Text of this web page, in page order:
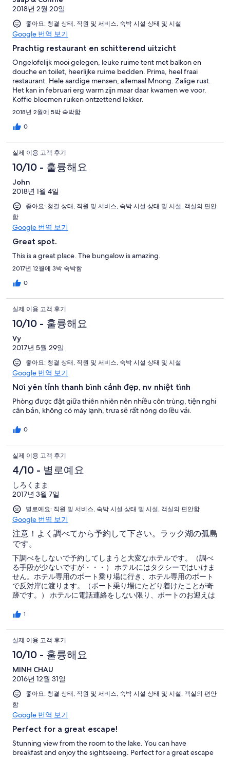
2018년 2월 20일
좋아요: 청결 상태, 직원 및 서비스, 숙박 시설 상태 및 시설
Google 번역 보기
Prachtig restaurant en schitterend uitzicht
Ongelofelijk mooi gelegen, leuke ruime tent met balkon en
douche en toilet, heerlijke ruime bedden. Prima, heel fraai
restaurant. Hele aardige mensen, allemaal Mnong. Zalige rust.
Het kan in februari erg warm zijn maar daar kwamen we voor.
Koffie bloemen ruiken ontzettend lekker.
2018년 2월에 5박 숙박함
0
실제 이용 고객 후기
10/10 - 훌륭해요
John
2018년 1월 4일
좋아요: 청결 상태, 직원 및 서비스, 숙박 시설 상태 및 시설, 객실의 편안
함
Google 번역 보기
Great spot.
This is a great place. The bungalow is amazing.
2017년 12월에 3박 숙박함
0
실제 이용 고객 후기
10/10 - 훌륭해요
Vy
2017년 5월 29일
좋아요: 청결 상태, 직원 및 서비스, 숙박 시설 상태 및 시설
Google 번역 보기
Nơi yên tỉnh thanh bình cảnh đẹp, nv nhiệt tình
Phòng được đặt giữa thiên nhiên nên nhiều côn trùng, tiện nghi
căn bản, không có máy lạnh, trưa sẽ rất nóng do lều vải.
0
실제 이용 고객 후기
4/10 - 별로예요
しろくまま
2017년 3월 7일
별로예요: 직원 및 서비스, 숙박 시설 상태 및 시설, 객실의 편안함
Google 번역 보기
注意！よく調べてから予約して下さい。ラック湖の孤島
です。
下調べをしないで予約してしまうと大変なホテルです。（調べ
る手段が少ないですが・・・） ホテルにはタクシーではいけま
せん。ホテル専用のボート乗り場に行き、ホテル専用のボート
で反対岸に渡ります。（ボート乗り場にたどり着けたことが奇
跡です。） ホテルに電話連絡をしない限り、ボートのお迎えは
トのみ使用可能の携帯だったので、伝わらない英語やベトナム
（ボートは連絡して30分後に到着） １Fフロント、２Fレストラ
ンの建物以外は全部個室テントです。ここに渡ってしまったら
何もする事がありません。 テントのベランダからラック湖をひ
たすら眺めるだけです。 チェックインするなら、ブオンジュン
などで遊んできてから夕方～夜にチェックインするのがお勧め
です。 とにかく料金は全て高いです。朝食付きではありませ
ん。エクスペディアの予約は朝食込みになってましたが付いて
いませんでした。夕食・朝食・空港までのタクシーで170万VN
ﾄﾞﾝ近く払いました。
1
실제 이용 고객 후기
10/10 - 훌륭해요
MINH CHAU
2016년 12월 31일
좋아요: 청결 상태, 직원 및 서비스, 숙박 시설 상태 및 시설, 객실의 편안
함
Google 번역 보기
Perfect for a great escape!
Stunning view from the room to the lake. You can have
breakfast and enjoy the sightseeing. Perfect for a great escape